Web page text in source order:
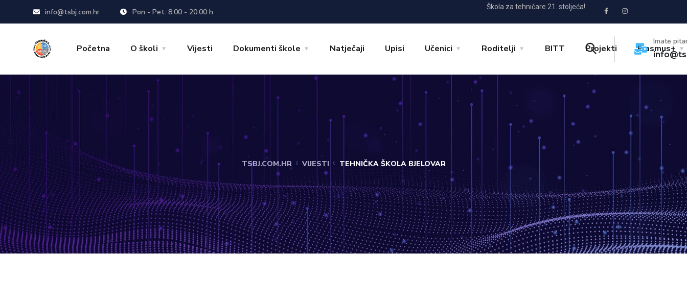
info@tsbj.com.hr Pon - Pet: 8.00 - 20.00 h
Škola za tehničare 21. stoljeća!
Početna O školi Vijesti Dokumenti škole Natječaji Upisi Učenici Roditelji BITT Projekti Erasmus+
Imate
TSBJ.COM.HR VIJESTI TEHNIČKA ŠKOLA BJELOVAR